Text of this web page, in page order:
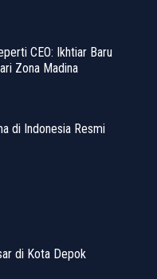
CEO: Ikhtiar Baru
Zona Madina
di Indonesia Resmi
di Kota Depok